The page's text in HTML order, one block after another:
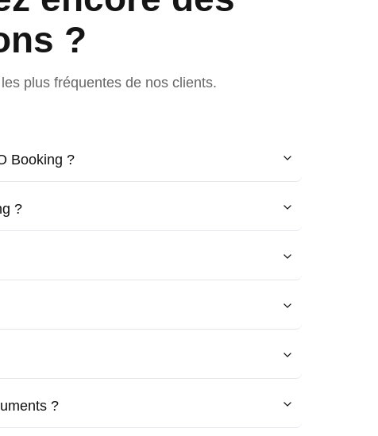
?
plus fréquentes de nos clients.
Booking ?
?
?